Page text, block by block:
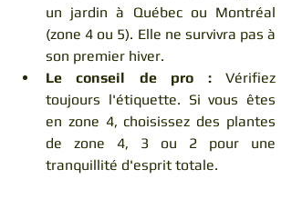
un jardin à Québec ou Montréal
(zone 4 ou 5). Elle ne survivra pas à
son premier hiver.
Le conseil de pro : Vérifiez
toujours l'étiquette. Si vous êtes
en zone 4, choisissez des plantes
de zone 4, 3 ou 2 pour une
tranquillité d'esprit totale.